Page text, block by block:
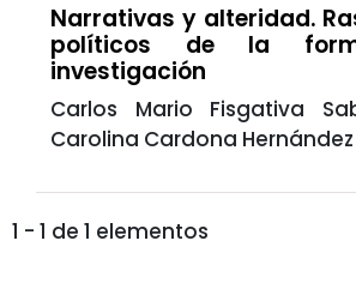
Narrativas y alteridad.
políticos de la
investigación
Carlos Mario Fisgativa
Carolina Cardona Hernández
1 - 1 de 1 elementos